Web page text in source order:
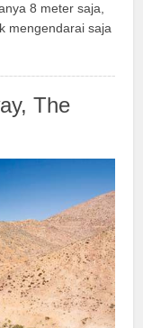
8 meter saja,
mengendarai saja
The